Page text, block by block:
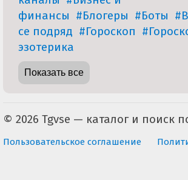
финансы #Блогеры #Боты
се подряд #Гороскоп
эзотерика
Показать все
Пользовательское соглашение